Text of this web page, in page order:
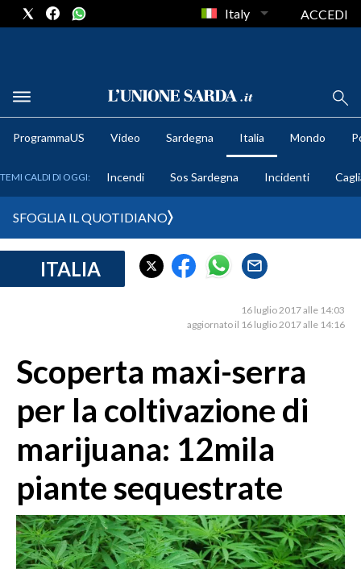
METEO
CRONACA SARDEGNA
MEDIO CAMPIDANO
ORISTANO E PROVINCIA
SASSARI E PROVINCIA
NUORO E PROVINCIA
OGLIASTRA
AGENDA
CRONACA
Italy ACCEDI
ProgrammaUS Video Sardegna Italia Mondo
TEMI CALDI DI OGGI: Incendi Sos Sardegna Incidenti
SFOGLIA IL QUOTIDIANO
ITALIA
16 luglio 2017 alle 14:03
aggiornato il 16 luglio 2017 alle 14:16
Scoperta maxi-serra
per la coltivazione di
marijuana: 12mila
piante sequestrate